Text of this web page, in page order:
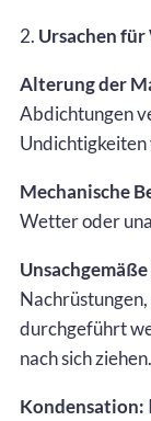
2. Ursachen für
Alterung der
Abdichtungen
Mechanische
Wetter oder
durchgeführt
nach sich ziehen.
Kondensation: